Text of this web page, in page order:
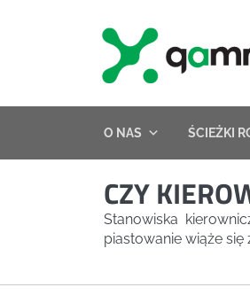
O NAS ŚCIEŻKI
CZY
Stanowiska
piastowanie wiąże